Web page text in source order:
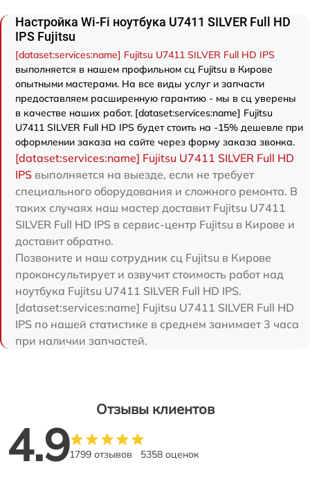
Настройка Wi-Fi ноутбука U7411 SILVER Full HD
IPS Fujitsu
[dataset:services:name] Fujitsu U7411 SILVER Full HD IPS
выполняется в нашем профильном сц Fujitsu в Кирове
опытными мастерами. На все виды услуг и запчасти
предоставляем расширенную гарантию - мы в сц уверены
в качестве наших работ. [dataset:services:name] Fujitsu
U7411 SILVER Full HD IPS будет стоить на -15% дешевле при
оформлении заказа на сайте через форму заказа звонка.
[dataset:services:name] Fujitsu U7411 SILVER Full HD
IPS выполняется на выезде, если не требует
специального оборудования и сложного ремонта. В
таких случаях наш мастер доставит Fujitsu U7411
SILVER Full HD IPS в сервис-центр Fujitsu в Кирове и
доставит обратно.
Позвоните и наш сотрудник сц Fujitsu в Кирове
проконсультирует и озвучит стоимость работ над
ноутбука Fujitsu U7411 SILVER Full HD IPS.
[dataset:services:name] Fujitsu U7411 SILVER Full HD
IPS по нашей статистике в среднем занимает 3 часа
при наличии запчастей.
Отзывы клиентов
4.91799 отзывов 5358 оценок